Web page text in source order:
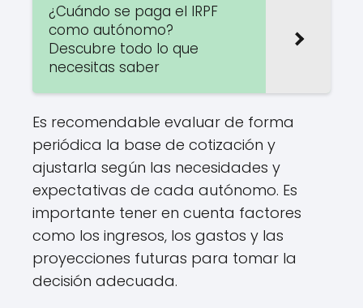
¿Cuándo se paga el IRPF
como autónomo?
Descubre todo lo que
necesitas saber
Es recomendable evaluar de forma
periódica la base de cotización y
ajustarla según las necesidades y
expectativas de cada autónomo. Es
importante tener en cuenta factores
como los ingresos, los gastos y las
proyecciones futuras para tomar la
decisión adecuada.